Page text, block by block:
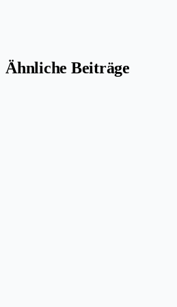
Ähnliche Beiträge